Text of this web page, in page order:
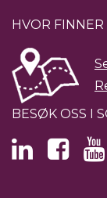
HVOR FINNER
BESØK OSS I